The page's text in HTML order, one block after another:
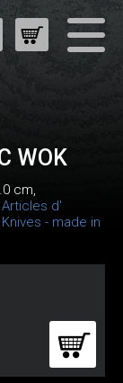
WOK
cm,
Articles d'
- made in